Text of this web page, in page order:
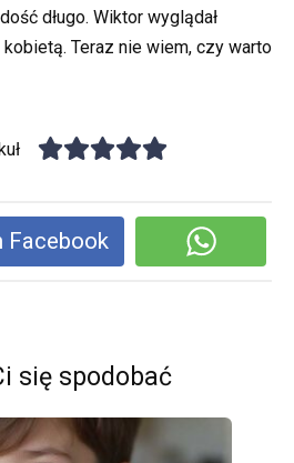
długo. Wiktor wyglądał
Teraz nie wiem, czy warto
Facebook
się spodobać